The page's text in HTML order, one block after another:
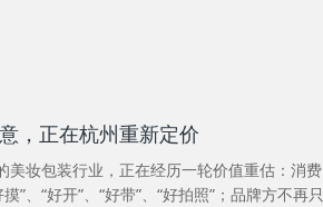
，正在杭州重新定价
美妆包装行业，正在经历一轮价值重估：消费
”、“好开”、“好带”、“好拍照”；品牌方不再只